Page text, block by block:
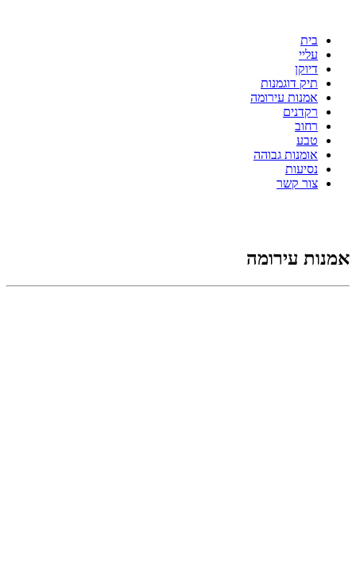
בית
עליי
דיוקן
תיק דוגמנות
אמנות עירומה
רקדנים
רחוב
טבע
אומנות גבוהה
נסיעות
צור קשר
אמנות עירומה